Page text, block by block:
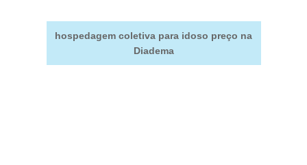
hospedagem coletiva para idoso preço na
Diadema